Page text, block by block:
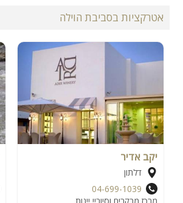
אטרקציות בסביבת הוילה
יקב אדיר
דלתון
04-699-1039